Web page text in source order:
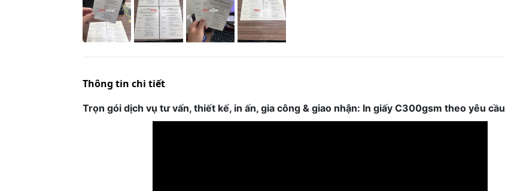
Thông tin chi tiết
Trọn gói dịch vụ tư vấn, thiết kế, in ấn, gia công & giao nhận: In giấy C300gsm theo yêu cầu